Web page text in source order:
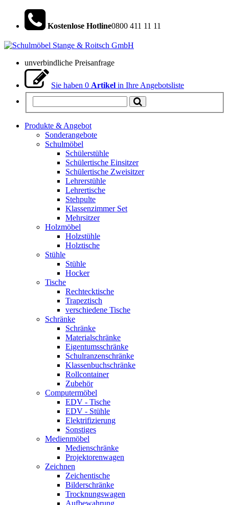
Kostenlose Hotline0800 411 11 11
unverbindliche Preisanfrage
Sie haben 0 Artikel in Ihre Angebotsliste
Produkte & Angebot
Sonderangebote
Schulmöbel
Schülerstühle
Schülertische Einsitzer
Schülertische Zweisitzer
Lehrerstühle
Lehrertische
Stehpulte
Klassenzimmer Set
Mehrsitzer
Holzmöbel
Holzstühle
Holztische
Stühle
Stühle
Hocker
Tische
Rechtecktische
Trapeztisch
verschiedene Tische
Schränke
Schränke
Materialschränke
Eigentumsschränke
Schulranzenschränke
Klassenbuchschränke
Rollcontainer
Zubehör
Computermöbel
EDV - Tische
EDV - Stühle
Elektrifizierung
Sonstiges
Medienmöbel
Medienschränke
Projektorenwagen
Zeichnen
Zeichentische
Bilderschränke
Trocknungswagen
Aufbewahrung